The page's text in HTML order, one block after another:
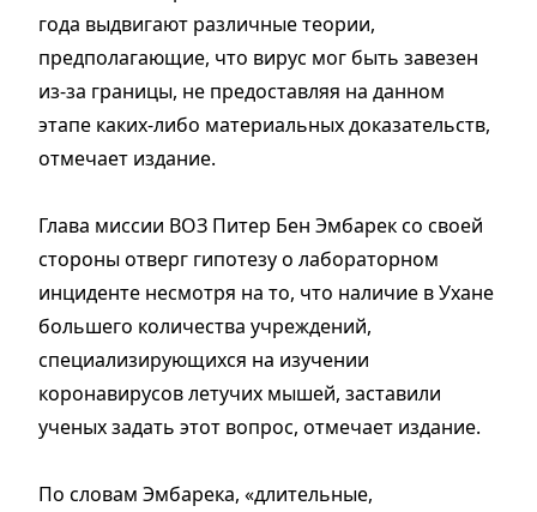
года выдвигают различные теории,
предполагающие, что вирус мог быть завезен
из-за границы, не предоставляя на данном
этапе каких-либо материальных доказательств,
отмечает издание.
Глава миссии ВОЗ Питер Бен Эмбарек со своей
стороны отверг гипотезу о​ лабораторном
инциденте несмотря на то, что наличие в Ухане
большего количества учреждений,
специализирующихся на изучении
коронавирусов летучих мышей, заставили
ученых задать этот вопрос, отмечает издание.
По словам Эмбарека, «длительные,